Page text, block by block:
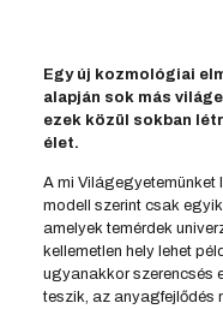
Egy új kozmológiai
alapján sok más
ezek közül sokban
élet.
A mi Világegyetemünket
modell szerint csak
amelyek temérdek
kellemetlen hely lehet
ugyanakkor szerencsés
teszik, az anyagfejlődés